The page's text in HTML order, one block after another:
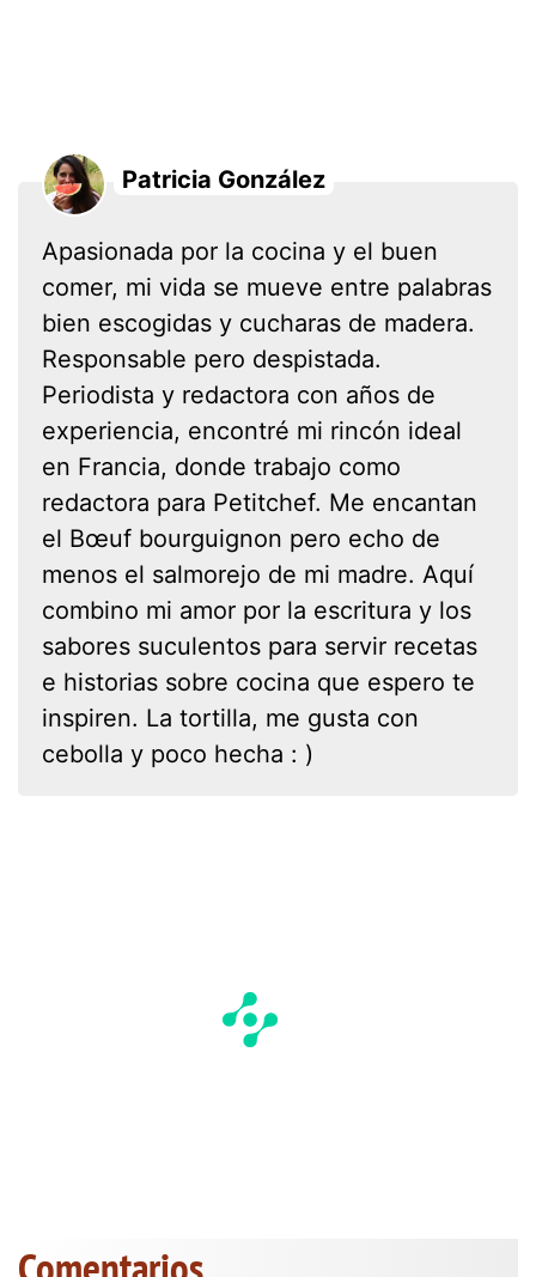
Patricia González
Apasionada por la cocina y el buen
comer, mi vida se mueve entre palabras
bien escogidas y cucharas de madera.
Responsable pero despistada.
Periodista y redactora con años de
experiencia, encontré mi rincón ideal
en Francia, donde trabajo como
redactora para Petitchef. Me encantan
el Bœuf bourguignon pero echo de
menos el salmorejo de mi madre. Aquí
combino mi amor por la escritura y los
sabores suculentos para servir recetas
e historias sobre cocina que espero te
inspiren. La tortilla, me gusta con
cebolla y poco hecha : )